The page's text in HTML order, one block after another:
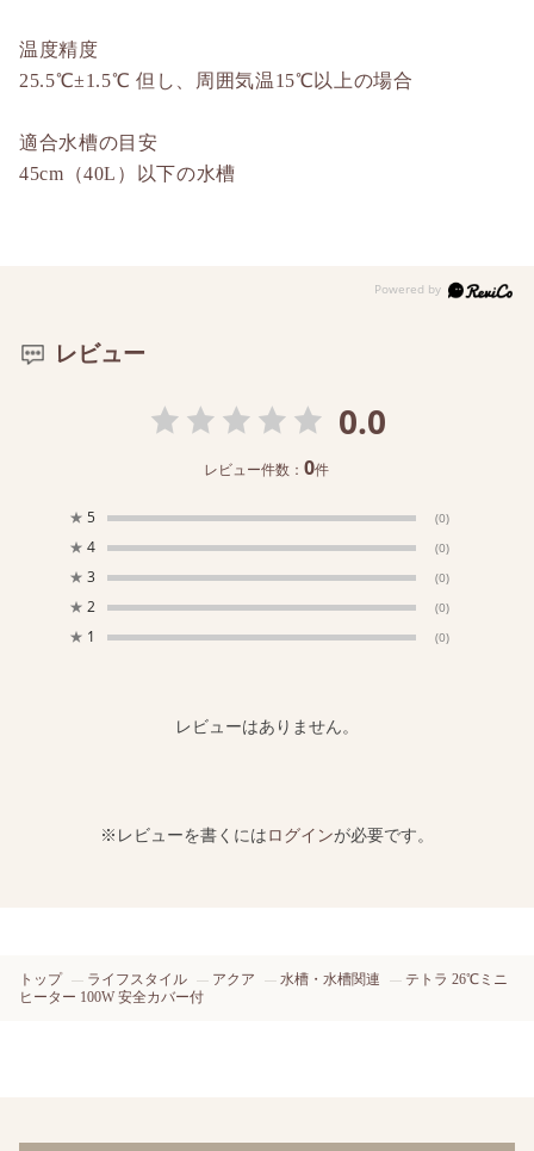
温度精度
25.5℃±1.5℃ 但し、周囲気温15℃以上の場合
適合水槽の目安
45cm（40L）以下の水槽
レビュー
0.0
レビュー件数：0件
★ 5 (0)
★ 4 (0)
★ 3 (0)
★ 2 (0)
★ 1 (0)
レビューはありません。
※レビューを書くにはログインが必要です。
トップ ライフスタイル アクア 水槽・水槽関連
テトラ 26℃ミニ
ヒーター 100W 安全カバー付